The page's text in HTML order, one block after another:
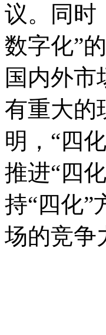
议。同时
数字化”
国内外市
有重大的
明，“四
推进“四
持“四化”
场的竞争